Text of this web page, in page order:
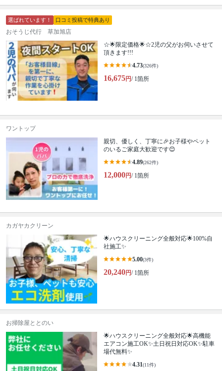
選ばれています！ 口コミ投稿で特典あり
おそうじ代行 草加旭店
☆🌟限定価格🌟☆2児の父がお伺いさせて
頂きます!!!
4.73(326件)
16,675円/ 1箇所
ワントップ
親切、優しく、丁寧に🎉お子様やペット
のいるご家庭大歓迎です😊
4.89(262件)
12,000円/ 1箇所
カガヤカクリーン
🌟ハウスクリーニング全般対応🌟100%自
社施工✨
5.00(3件)
20,240円/ 1箇所
お掃除屋ととのい
🌟ハウスクリーニング全般対応🌟高機能
エアコン施工OK✨土日祝日対応OK✨駐車
場代無料✨
4.31(11件)